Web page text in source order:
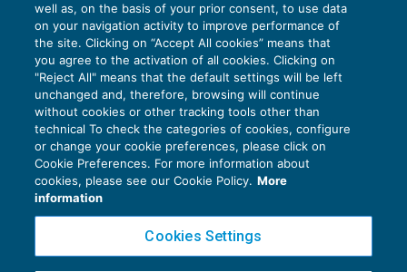
27 Luglio 2026
di Diego BarberieStefano Dovier
Privacy Policy
Cookie Policy
well as, on the basis of your prior consent, to use data
on your navigation activity to improve performance of
the site. Clicking on “Accept All cookies” means that
you agree to the activation of all cookies. Clicking on
"Reject All" means that the default settings will be left
unchanged and, therefore, browsing will continue
without cookies or other tracking tools other than
technical To check the categories of cookies, configure
or change your cookie preferences, please click on
Cookie Preferences. For more information about
cookies, please see our Cookie Policy. More
information
Cookies Settings